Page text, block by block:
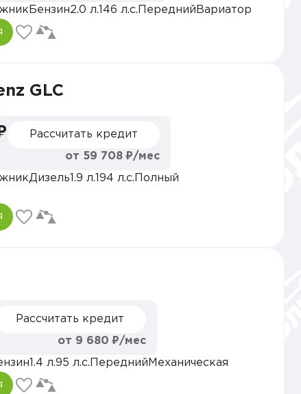
Бензин2.0 л. 146 л.с. Передний Вариатор
GLC
Рассчитать кредит
от 59 708 ₽/мес
Дизель 1.9 л. 194 л.с. Полный
Рассчитать кредит
от 9 680 ₽/мес
1.4 л.95 л.с. Передний Механическая